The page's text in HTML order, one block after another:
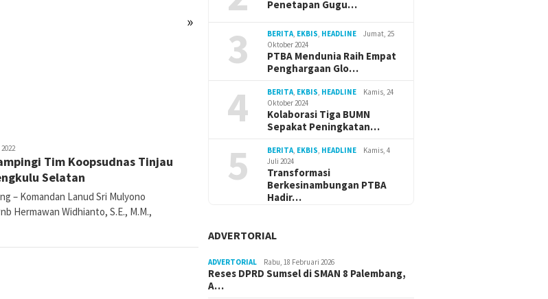
»
SDM Perempuan Lewat
Tim Koopsudnas Tinjau
Selatan
– Komandan Lanud Sri Mulyono
Hermawan Widhianto, S.E., M.M.,
Penetapan Gugu…
3 BERITA, EKBIS, HEADLINE
Jumat, 25
Oktober 2024
PTBA Mendunia Raih Empat
Penghargaan Glo…
4 BERITA, EKBIS, HEADLINE
Kamis, 24
Oktober 2024
Kolaborasi Tiga BUMN
Sepakat Peningkatan…
5 BERITA, EKBIS, HEADLINE
Kamis, 4
Juli 2024
Transformasi
Berkesinambungan PTBA
Hadir…
ADVERTORIAL
ADVERTORIAL Rabu, 18 Februari 2026
Reses DPRD Sumsel di SMAN 8 Palembang,
A…